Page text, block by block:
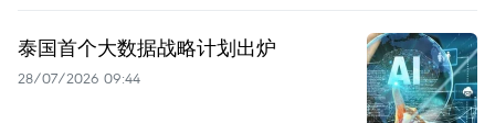
泰国首个大数据战略计划出炉
28/07/2026 09:44